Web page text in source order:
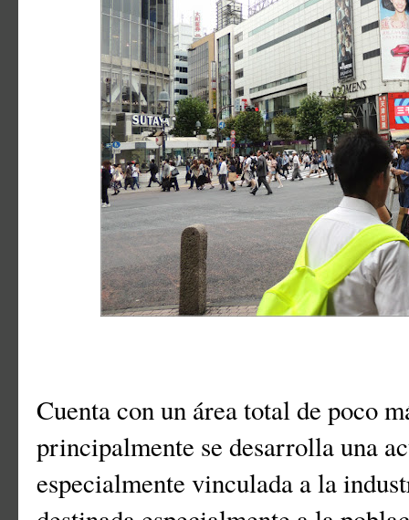
Cuenta con un área total de poco
principalmente se desarrolla una
especialmente vinculada a la